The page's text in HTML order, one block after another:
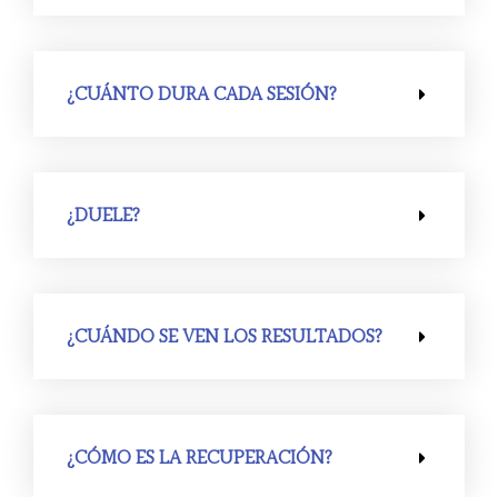
¿CUÁNTO DURA CADA SESIÓN?
¿DUELE?
¿CUÁNDO SE VEN LOS RESULTADOS?
¿CÓMO ES LA RECUPERACIÓN?